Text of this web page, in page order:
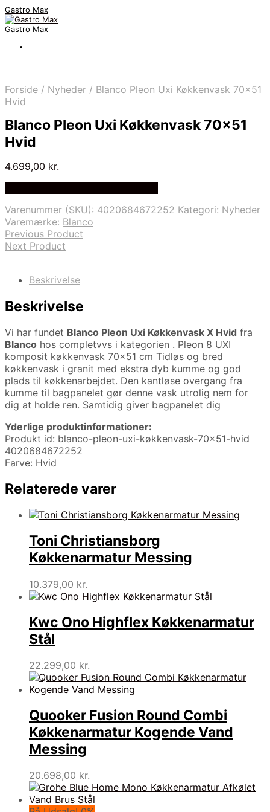
Gastro Max
Gastro Max
Forside / Nyheder / Blanco Pleon Uxi Køkkenvask 70×51
Hvid
Blanco Pleon Uxi Køkkenvask 70×51
Hvid
4.699,00 kr.
Varenummer (SKU): 4020684672252 Kategori: Nyheder
Varemærke: Blanco
Previous Product
Next Product
Beskrivelse
Beskrivelse
Vi har fundet Blanco Pleon Uxi Køkkenvask X Hvid fra
Blanco hos completvvs i kategorien . Pleon 8 UXI
komposit køkkenvask 70×51 cm Tidløs og bred
køkkenvask i granit med ekstra dyb kumme og god
plads til køkkenarbejdet. Den kantløse overgang fra
kumme til bagpanelet gør denne vask utrolig nem for
dig at holde ren. Samtidig giver bagpanelet dig
Yderlige produktinformationer:
Produkt id: blanco-pleon-uxi-køkkenvask-70×51-hvid
4020684672252
Farve: Hvid
Relaterede varer
Toni Christiansborg
Køkkenarmatur Messing
10.379,00 kr.
Kwc Ono Highflex Køkkenarmatur
Stål
22.299,00 kr.
Quooker Fusion Round Combi
Køkkenarmatur Kogende Vand
Messing
20.698,00 kr.